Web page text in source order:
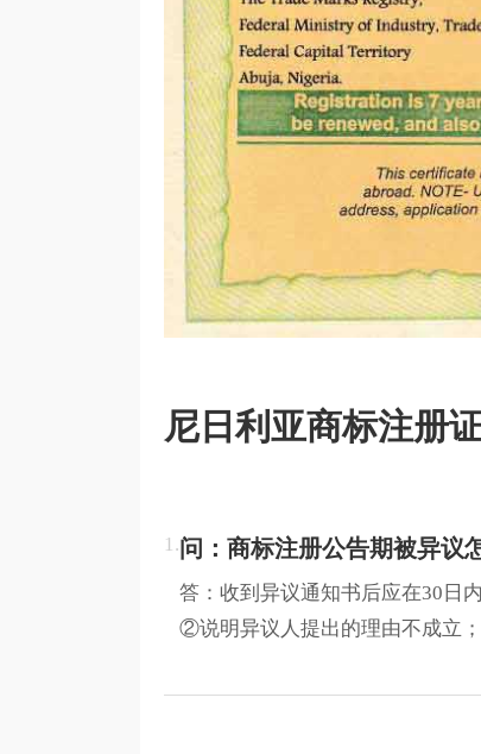
尼日利亚商标注册
1.问：商标注册公告期被异议
答：收到异议通知书后应在30日
②说明异议人提出的理由不成立